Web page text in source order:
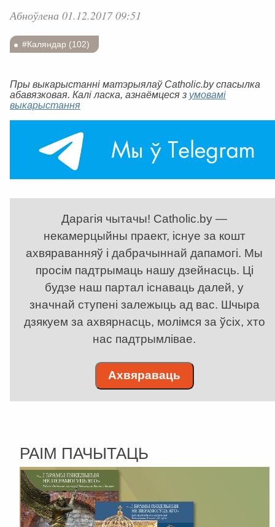
Абноўлена 01.12.2017 09:51
#Каляндар (102)
Пры выкарыстанні матэрыялаў Catholic.by спасылка
абавязковая. Калі ласка, азнаёмцеся з умовамі
выкарыстання
Дарагія чытачы! Catholic.by —
некамерцыйны праект, існуе за кошт
ахвяраванняў і дабрачыннай дапамогі. Мы
просім падтрымаць нашу дзейнасць. Ці
будзе наш партал існаваць далей, у
значнай ступені залежыць ад вас. Шчыра
дзякуем за ахвярнасць, молімся за ўсіх, хто
нас падтрымлівае.
Ахвяраваць
РАІМ ПАЧЫТАЦЬ